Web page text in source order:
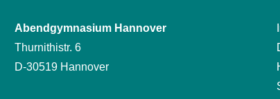
Abendgymnasium Hannover
Thurnithistr. 6
D-30519 Hannover